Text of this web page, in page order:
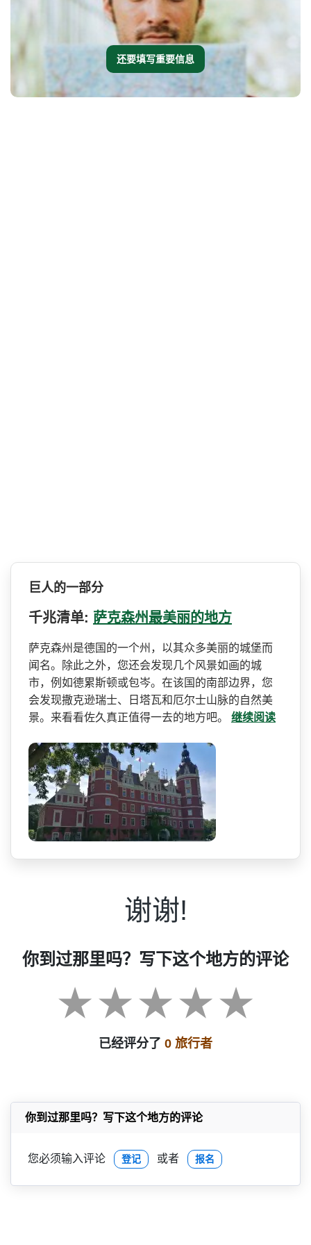
还要填写重要信息
巨人的一部分
千兆清单: 萨克森州最美丽的地方
萨克森州是德国的一个州，以­其众多美丽的城堡而
闻名。除此之外，您还会发现几个­风景如画的城
市，例如德累斯顿或包岑。在该国的南部­边界，您
会发现撒克逊瑞士、日塔瓦和厄尔士山脉的自­然美
景。来看看佐久真正值得一去的地方吧。 继续阅读
谢谢!
你到过那里吗？写下这个地方的评论
已经评分了 0 旅行者
你到过那里吗？写下这个地方的评论
您必须输入评论 登记 或者 报名